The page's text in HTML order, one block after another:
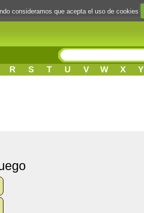
R S T U V W X Y
consideramos que acepta el uso de cookies